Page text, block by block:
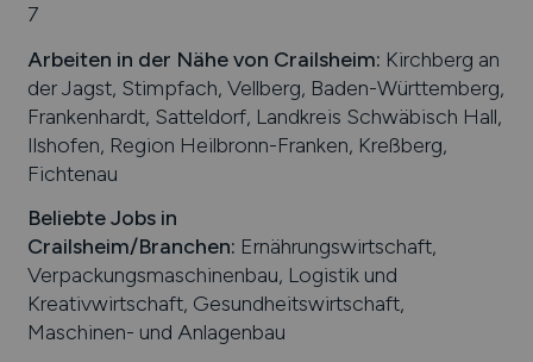
7
Arbeiten in der Nähe von Crailsheim: Kirchberg an
der Jagst, Stimpfach, Vellberg, Baden-Württemberg,
Frankenhardt, Satteldorf, Landkreis Schwäbisch Hall,
Ilshofen, Region Heilbronn-Franken, Kreßberg,
Fichtenau
Beliebte Jobs in
Crailsheim/Branchen: Ernährungswirtschaft,
Verpackungsmaschinenbau, Logistik und
Kreativwirtschaft, Gesundheitswirtschaft,
Maschinen- und Anlagenbau